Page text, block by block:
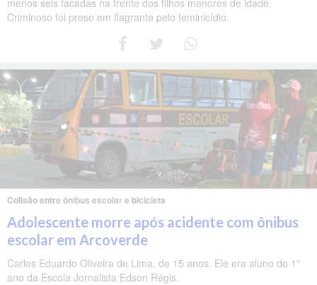
Criminoso foi preso em flagrante pelo feminicídio.
Colisão entre ônibus escolar e bicicleta
Adolescente morre após acidente com ônibus
escolar em Arcoverde
Carlos Eduardo Oliveira de Lima, de 15 anos. Ele era aluno do 1°
ano da Escola Jornalista Edson Régis.